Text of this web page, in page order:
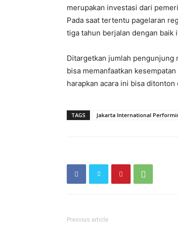
merupakan investasi dari
Pada saat tertentu pagelaran
tiga tahun berjalan dengan baik
Ditargetkan jumlah pengunjung
bisa memanfaatkan
harapkan acara ini bisa
TAGS Jakarta International
Previous article